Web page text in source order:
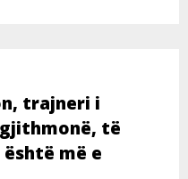
trajneri i
të
më e